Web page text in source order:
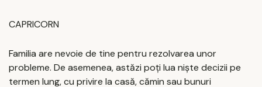
CAPRICORN
Familia are nevoie de tine pentru rezolvarea unor
probleme. De asemenea, astăzi poți lua niște decizii pe
termen lung, cu privire la casă, cămin sau bunuri